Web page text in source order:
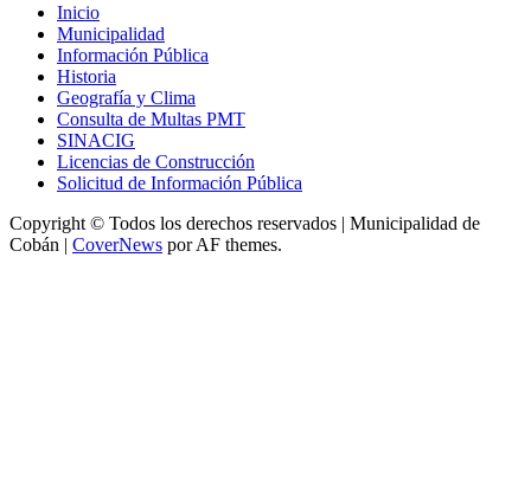
Inicio
Municipalidad
Información Pública
Historia
Geografía y Clima
Consulta de Multas PMT
SINACIG
Licencias de Construcción
Solicitud de Información Pública
Copyright © Todos los derechos reservados | Municipalidad de
Cobán | CoverNews por AF themes.